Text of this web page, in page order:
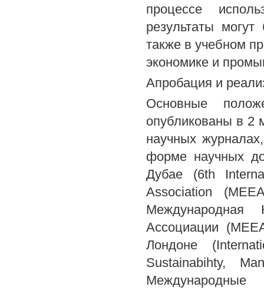
процессе
результаты
также в учебном
экономике и
Апробация и
Основные
опубликованы в 2
научных
форме научных
Дубае (6th
Association
Международная
Ассоциации
Лондоне
Sustainabihty,